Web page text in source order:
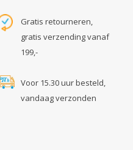
Gratis retourneren,
gratis verzending vanaf
199,-
Voor 15.30 uur besteld,
vandaag verzonden